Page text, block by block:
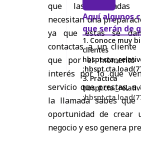
que las
necesitan una
ya que estas se
contactas a un cliente
que por el momento
interés por lo que
servicio que prestas, a
la llamada sabes que
oportunidad de crear
negocio y eso genera
Aquí algunos
que serán de
ayuda:
1. Conoce muy
clientes
'b533b7bd-2d96-
ab8e-
egion":"na1"}); 2.
atención
3. Practica
'cc6dbd0e-5b37-
527d407c70b8',
egion":"na1"}); 4.